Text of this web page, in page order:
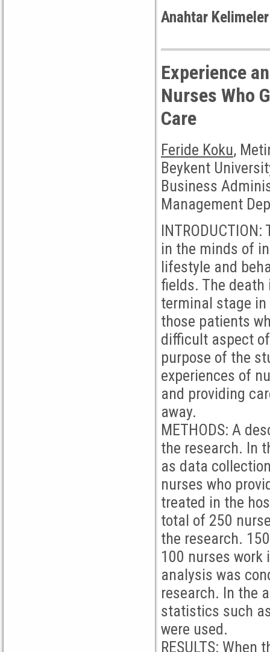
Anahtar
Experience
Nurses Who
Care
Feride Koku,
Beykent
Business
Management
in the minds of
lifestyle and
fields. The
terminal stage
those patients
difficult aspect
purpose of the
experiences of
and providing
away.
METHODS: A
the research. In
as data
nurses who
treated in the
total of 250
the research.
100 nurses
analysis was
research. In the
statistics such
were used.
RESULTS: